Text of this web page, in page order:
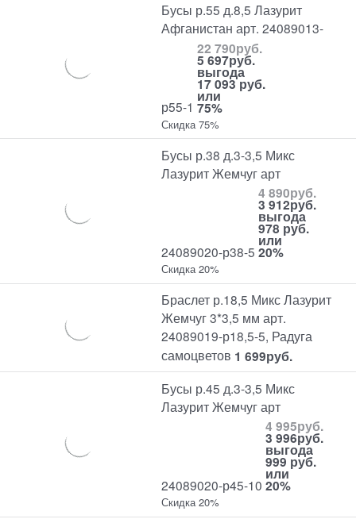
Бусы р.55 д.8,5 Лазурит
Афганистан арт. 24089013-
р55-1
22 790руб.
5 697руб.
выгода
17 093 руб.
или
75%
Скидка 75%
Бусы р.38 д.3-3,5 Микс
Лазурит Жемчуг арт
24089020-р38-5
4 890руб.
3 912руб.
выгода
978 руб.
или
20%
Скидка 20%
Браслет р.18,5 Микс Лазурит
Жемчуг 3*3,5 мм арт.
24089019-р18,5-5, Радуга
самоцветов 1 699руб.
Бусы р.45 д.3-3,5 Микс
Лазурит Жемчуг арт
24089020-р45-10
4 995руб.
3 996руб.
выгода
999 руб.
или
20%
Скидка 20%